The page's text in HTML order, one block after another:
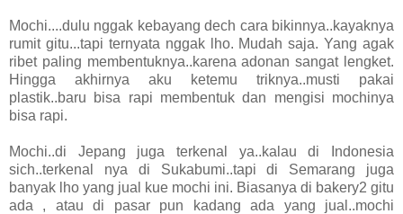
Mochi....dulu nggak kebayang dech cara bikinnya..kayaknya
rumit gitu...tapi ternyata nggak lho. Mudah saja. Yang agak
ribet paling membentuknya..karena adonan sangat lengket.
Hingga akhirnya aku ketemu triknya..musti pakai
plastik..baru bisa rapi membentuk dan mengisi mochinya
bisa rapi.
Mochi..di Jepang juga terkenal ya..kalau di Indonesia
sich..terkenal nya di Sukabumi..tapi di Semarang juga
banyak lho yang jual kue mochi ini. Biasanya di bakery2 gitu
ada , atau di pasar pun kadang ada yang jual..mochi